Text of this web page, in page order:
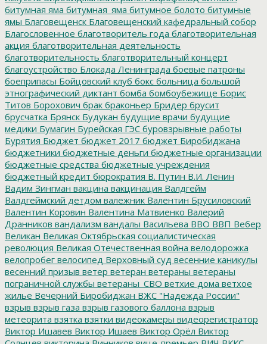
битумная яма битумная_яма битумное болото битумные
ямы Благовещенск Благовещенский кафедральный собор
Благословенное благотворитель года благотворительная
акция благотворительная деятельность
благотворительность благотворительный концерт
благоустройство Блокада Ленинграда боевые патроны
боеприпасы Бойцовский клуб бокс больница большой
этнографический диктант бомба бомбоубежище Борис
Титов Борохович брак браконьер Бридер брусит
брусчатка Брянск Будукан будущие врачи будущие
медики Бумагин Бурейская ГЭС буровзрывные работы
Бурятия Бюджет бюджет 2017 бюджет Биробиджана
бюджетники бюджетные деньги бюджетные организации
бюджетные средства бюджетные учреждения
бюджетный кредит бюрократия В. Путин В.И. Ленин
Вадим Зингман вакцина вакцинация Валдгейм
Валдгеймский детдом валежник Валентин Брусиловский
Валентин Коровин Валентина Матвиенко Валерий
Дранников вандализм вандалы Васильева ВВО ВВП Вебер
Великан Великая Октябрьская социалистическая
революция Великая Отечественная война велодорожка
велопробег велосипед Верховный суд весенние каникулы
весенний призыв ветер ветеран ветераны ветераны
пограничной службы ветераны_СВО ветхие дома ветхое
жилье Вечерний Биробиджан ВЖС "Надежда России"
взрыв взрыв газа взрыв газового баллона взрыв
метеорита взятка взятки видеокамеры видеорегистратор
Виктор Ишавев Виктор Ишаев Виктор Орёл Виктор